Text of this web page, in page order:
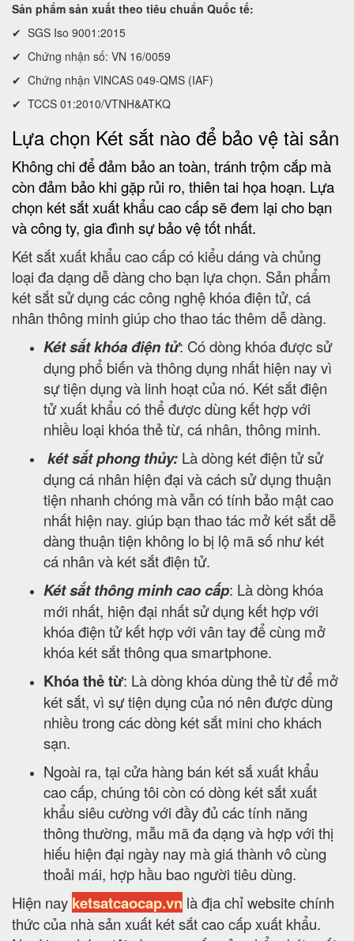
Sản phẩm sản xuất theo tiêu chuẩn Quốc tế:
✔ SGS Iso 9001:2015
✔ Chứng nhận số: VN 16/0059
✔ Chứng nhận VINCAS 049-QMS (IAF)
✔ TCCS 01:2010/VTNH&ATKQ
Lựa chọn Két sắt nào để bảo vệ tài sản
Không chi để đảm bảo an toàn, tránh trộm cắp mà
còn đảm bảo khi gặp rủi ro, thiên tai họa hoạn. Lựa
chọn két sắt xuất khẩu cao cấp sẽ đem lại cho bạn
và công ty, gia đình sự bảo vệ tốt nhất.
Két sắt xuất khẩu cao cấp có kiểu dáng và chủng
loại đa dạng dễ dàng cho bạn lựa chọn. Sản phẩm
két sắt sử dụng các công nghệ khóa điện tử, cá
nhân thông minh giúp cho thao tác thêm dễ dàng.
Két sắt khóa điện tử: Có dòng khóa được sử
dụng phổ biến và thông dụng nhất hiện nay vì
sự tiện dụng và linh hoạt của nó. Két sắt điện
tử xuất khẩu có thể được dùng kết hợp với
nhiều loại khóa thẻ từ, cá nhân, thông minh.
két sắt phong thủy: Là dòng két điện tử sử
dụng cá nhân hiện đại và cách sử dụng thuận
tiện nhanh chóng mà vẫn có tính bảo mật cao
nhất hiện nay. giúp bạn thao tác mở két sắt dễ
dàng thuận tiện không lo bị lộ mã số như két
cá nhân và két sắt điện tử.
Két sắt thông minh cao cấp: Là dòng khóa
mới nhất, hiện đại nhất sử dụng kết hợp với
khóa điện tử kết hợp với vân tay để cùng mở
khóa két sắt thông qua smartphone.
Khóa thẻ từ: Là dòng khóa dùng thẻ từ để mở
két sắt, vì sự tiện dụng của nó nên được dùng
nhiều trong các dòng két sắt mini cho khách
sạn.
Ngoài ra, tại cửa hàng bán két sắ xuất khẩu
cao cấp, chúng tôi còn có dòng két sắt xuất
khẩu siêu cường với đầy đủ các tính năng
thông thường, mẫu mã đa dạng và hợp với thị
hiếu hiện đại ngày nay mà giá thành vô cùng
thoải mái, hợp hầu bao người tiêu dùng.
Hiện nay ketsatcaocap.vn là địa chỉ website chính
thức của nhà sản xuất két sắt cao cấp xuất khẩu.